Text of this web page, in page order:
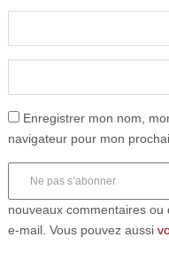
Enregistrer mon nom,
navigateur pour mon
nouveaux commentaires
e-mail. Vous pouvez aussi